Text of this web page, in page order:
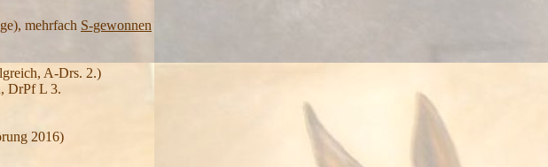
mehrfach S-gewonnen
A-Drs. 2.)
DrPf L 3.
2016)